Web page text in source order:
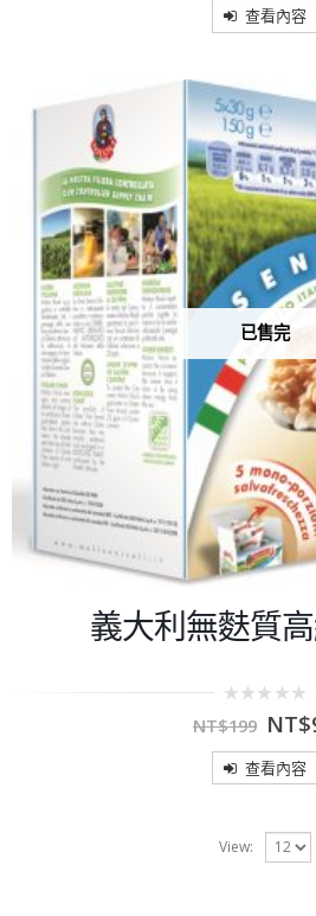
5
查看內容
已售完
義大利無麩質
out
NT$199 NT$
查看內容
View: